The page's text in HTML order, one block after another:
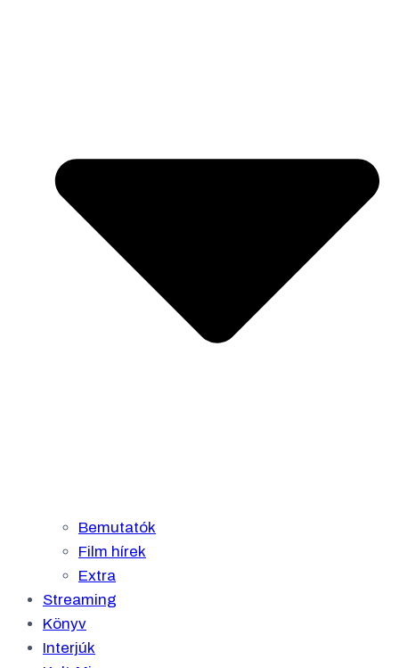
Bemutatók
Film hírek
Extra
Streaming
Könyv
Interjúk